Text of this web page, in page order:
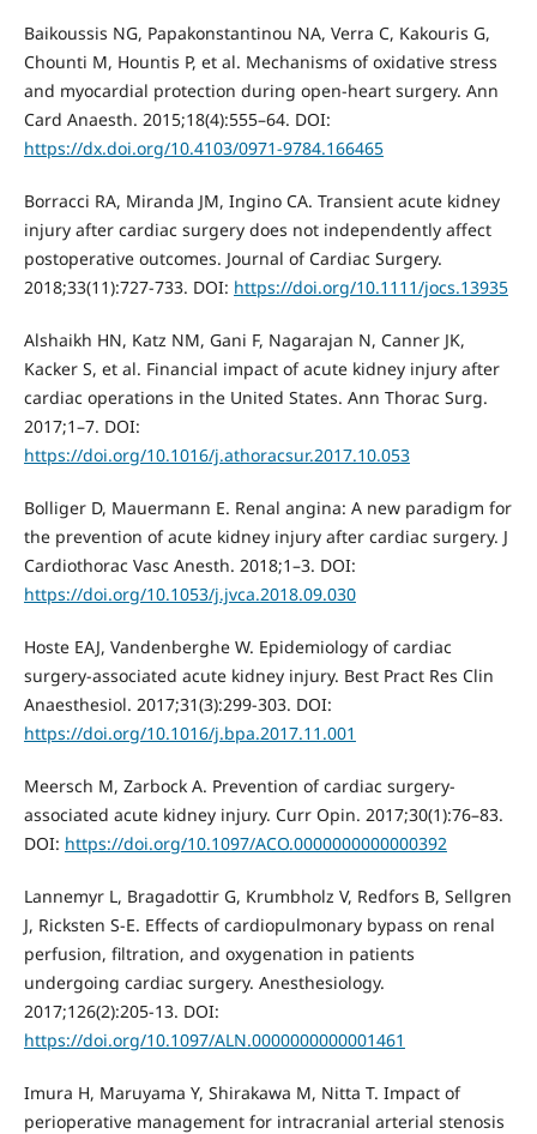
Baikoussis NG, Papakonstantinou NA, Verra C, Kakouris G,
Chounti M, Hountis P, et al. Mechanisms of oxidative stress
and myocardial protection during open-heart surgery. Ann
Card Anaesth. 2015;18(4):555–64. DOI:
https://dx.doi.org/10.4103/0971-9784.166465
Borracci RA, Miranda JM, Ingino CA. Transient acute kidney
injury after cardiac surgery does not independently affect
postoperative outcomes. Journal of Cardiac Surgery.
2018;33(11):727-733. DOI: https://doi.org/10.1111/jocs.13935
Alshaikh HN, Katz NM, Gani F, Nagarajan N, Canner JK,
Kacker S, et al. Financial impact of acute kidney injury after
cardiac operations in the United States. Ann Thorac Surg.
2017;1–7. DOI:
https://doi.org/10.1016/j.athoracsur.2017.10.053
Bolliger D, Mauermann E. Renal angina: A new paradigm for
the prevention of acute kidney injury after cardiac surgery. J
Cardiothorac Vasc Anesth. 2018;1–3. DOI:
https://doi.org/10.1053/j.jvca.2018.09.030
Hoste EAJ, Vandenberghe W. Epidemiology of cardiac
surgery-associated acute kidney injury. Best Pract Res Clin
Anaesthesiol. 2017;31(3):299-303. DOI:
https://doi.org/10.1016/j.bpa.2017.11.001
Meersch M, Zarbock A. Prevention of cardiac surgery-
associated acute kidney injury. Curr Opin. 2017;30(1):76–83.
DOI: https://doi.org/10.1097/ACO.0000000000000392
Lannemyr L, Bragadottir G, Krumbholz V, Redfors B, Sellgren
J, Ricksten S-E. Effects of cardiopulmonary bypass on renal
perfusion, filtration, and oxygenation in patients
undergoing cardiac surgery. Anesthesiology.
2017;126(2):205-13. DOI:
https://doi.org/10.1097/ALN.0000000000001461
Imura H, Maruyama Y, Shirakawa M, Nitta T. Impact of
perioperative management for intracranial arterial stenosis